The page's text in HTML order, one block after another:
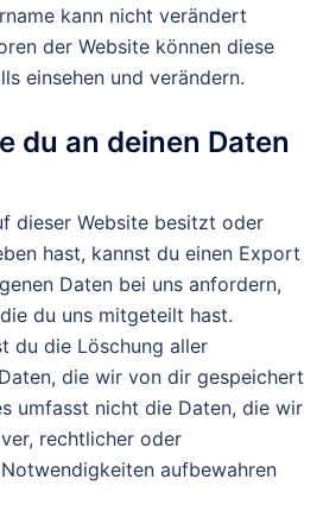
kann nicht verändert
der Website können diese
einsehen und verändern.
du an deinen Daten
dieser Website besitzt oder
hast, kannst du einen Export
Daten bei uns anfordern,
du uns mitgeteilt hast.
du die Löschung aller
die wir von dir gespeichert
umfasst nicht die Daten, die wir
rechtlicher oder
aufbewahren